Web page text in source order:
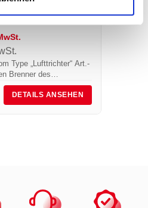
Type „Lufttrichter“ Art.-
Brenner des
bestimmt Art.-Nr. 624.
DETAILS ANSEHEN